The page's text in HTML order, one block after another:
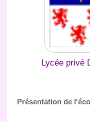
Lycée privé
Présentation de